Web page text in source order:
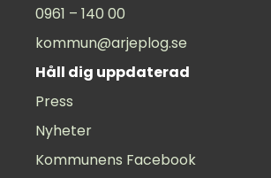
0961 – 140 00
kommun@arjeplog.se
Håll dig uppdaterad
Press
Nyheter
Kommunens Facebook